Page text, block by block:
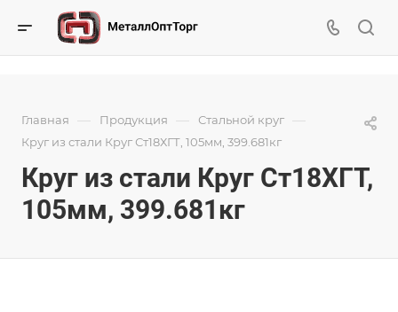
Главная — Продукция — Стальной круг —
Круг из стали Круг Ст18ХГТ, 105мм, 399.681кг
Круг из стали Круг Ст18ХГТ,
105мм, 399.681кг